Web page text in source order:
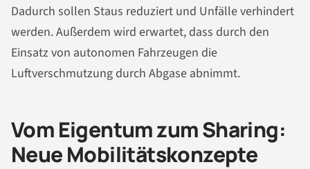
Dadurch sollen Staus reduziert und Unfälle verhindert
werden. Außerdem wird erwartet, dass durch den
Einsatz von autonomen Fahrzeugen die
Luftverschmutzung durch Abgase abnimmt.
Vom Eigentum zum Sharing:
Neue Mobilitätskonzepte